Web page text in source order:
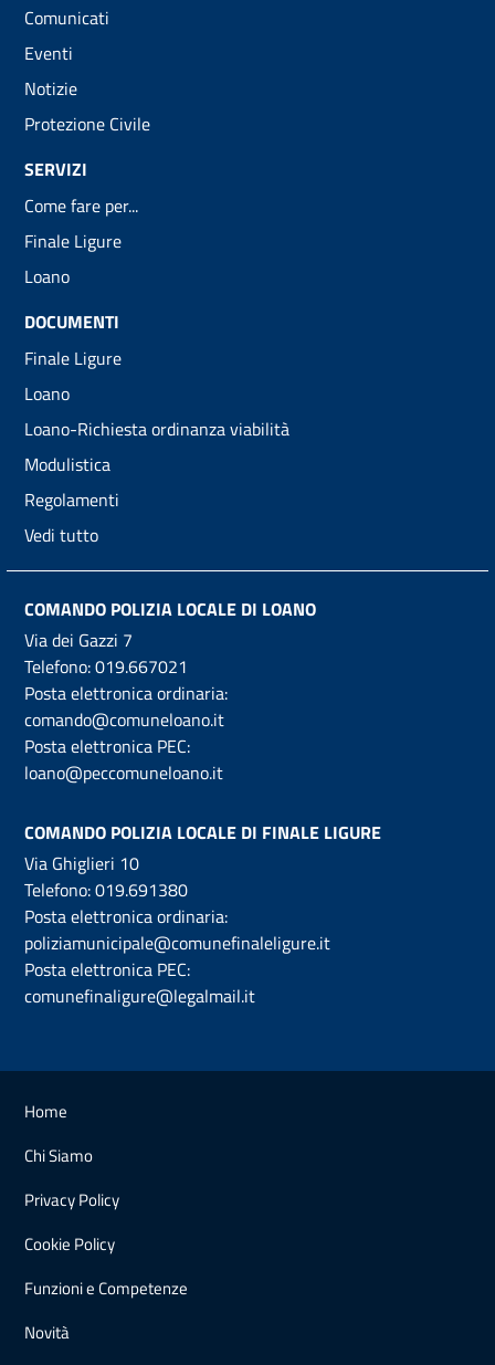
Comunicati
Eventi
Notizie
Protezione Civile
SERVIZI
Come fare per...
Finale Ligure
Loano
DOCUMENTI
Finale Ligure
Loano
Loano-Richiesta ordinanza viabilità
Modulistica
Regolamenti
Vedi tutto
COMANDO POLIZIA LOCALE DI LOANO
Via dei Gazzi 7
Telefono:019.667021
Posta elettronica ordinaria:
comando@comuneloano.it
Posta elettronica PEC:
loano@peccomuneloano.it
COMANDO POLIZIA LOCALE DI FINALE LIGURE
Via Ghiglieri 10
Telefono:019.691380
Posta elettronica ordinaria:
poliziamunicipale@comunefinaleligure.it
Posta elettronica PEC:
comunefinaligure@legalmail.it
Home
Chi Siamo
Privacy Policy
Cookie Policy
Funzioni e Competenze
Novità